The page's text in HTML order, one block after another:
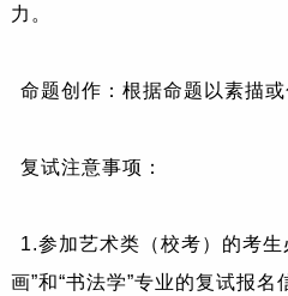
力。
命题创作：根据命题以素描
复试注意事项：
1.参加艺术类（校考）的考生
画”和“书法学”专业的复试报